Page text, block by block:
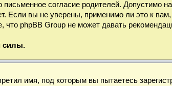
согласие родителей. Допустимо
вы не уверены, применимо ли это к
phpBB Group не может давать
силы.
имя, под которым вы пытаетесь